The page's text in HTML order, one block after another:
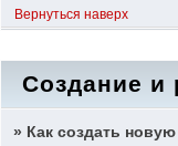
Вернуться наверх
Создание и
» Как создать